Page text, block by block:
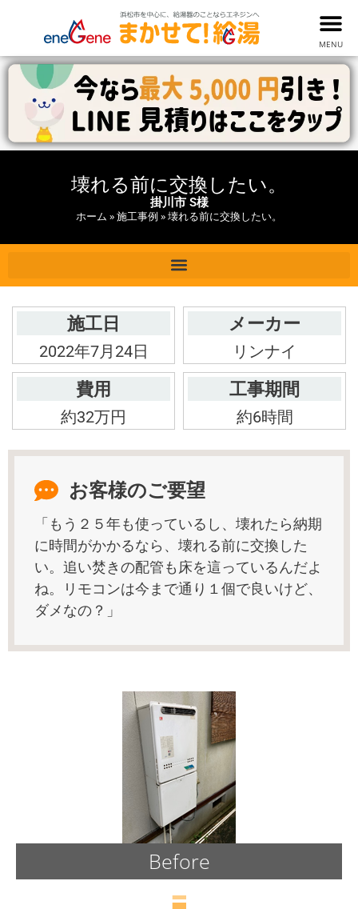
MENU
壊れる前に交換したい。
掛川市 S様
ホーム »施工事例 »壊れる前に交換したい。
施工日
2022年7月24日
メーカー
リンナイ
費用
約32万円
工事期間
約6時間
お客様のご要望
「もう２５年も使っているし、壊れたら納期
に時間がかかるなら、壊れる前に交換した
い。追い焚きの配管も床を這っているんだよ
ね。リモコンは今まで通り１個で良いけど、
ダメなの？」
Before